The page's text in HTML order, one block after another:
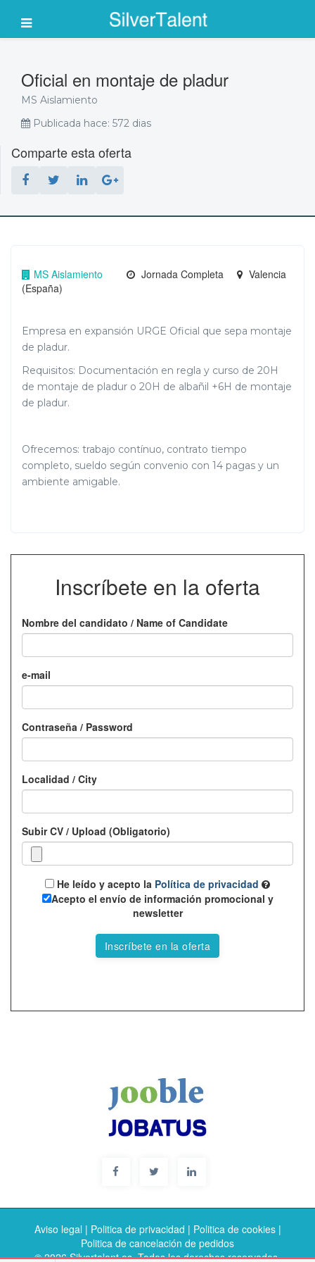
Oficial en montaje de pladur
MS Aislamiento
Publicada hace: 572 dias
Comparte esta oferta
MS Aislamiento Jornada Completa
Valencia
(España)
Empresa en expansión URGE Oficial que sepa montaje
de pladur.
Requisitos: Documentación en regla y curso de 20H
de montaje de pladur o 20H de albañil +6H de montaje
de pladur.
Ofrecemos: trabajo contínuo, contrato tiempo
completo, sueldo según convenio con 14 pagas y un
ambiente amigable.
Inscríbete en la oferta
Nombre del candidato / Name of Candidate
e-mail
Contraseña / Password
Localidad / City
Subir CV / Upload (Obligatorio)
He leído y acepto la Política de privacidad
Acepto el envío de información promocional y
newsletter
Inscríbete en la oferta
Aviso legal| Politica de privacidad | Politica de cookies|
Politica de cancelación de pedidos
© 2026 Silvertalent.es. Todos los derechos reservados.